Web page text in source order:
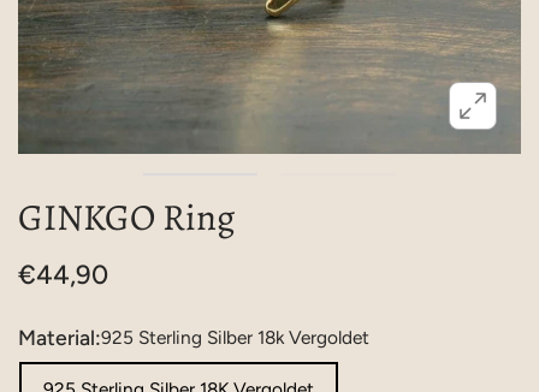
GINKGO Ring
€44,90
Material:925 Sterling Silber 18k Vergoldet